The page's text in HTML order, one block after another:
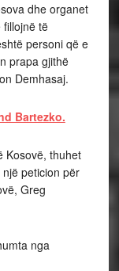
dhe organet
fillojnë të
personi që e
prapa gjithë
Demhasaj.
Bartezko.
Kosovë, thuhet
peticion për
Greg
nga